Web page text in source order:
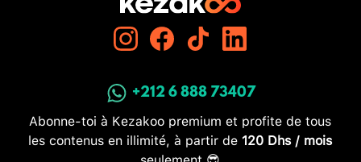
+212 6 888 73407
Abonne-toi à Kezakoo premium et profite de tous
les contenus en illimité, à partir de 120 Dhs / mois